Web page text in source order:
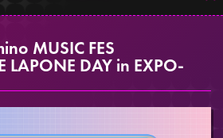
MUSIC FES
LAPONE DAY in EXPO-